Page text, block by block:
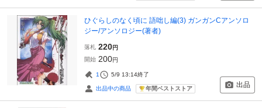
ひぐらしのなく頃に 語咄し編(3) ガンガンCアンソロ
ジー/アンソロジー(著者)
落札 220円
開始 200円
1 5/9 13:14終了
出品中の商品 年間ベストストア 出品